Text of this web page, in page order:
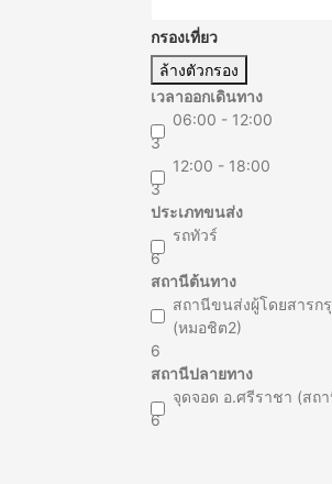
กรองเที่ยว
ล้างตัวกรอง
เวลาออกเดินทาง
06:00 - 12:00
3
12:00 - 18:00
3
ประเภทขนส่ง
รถทัวร์
6
สถานีต้นทาง
สถานีขนส่งผู้โดยสารก
(หมอชิต2)
6
สถานีปลายทาง
จุดจอด อ.ศรีราชา (สถ
6